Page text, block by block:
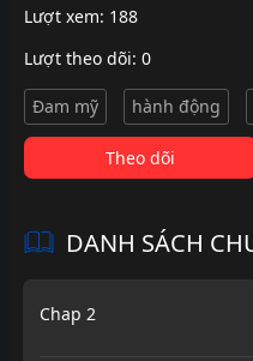
Lượt xem: 188
Lượt theo dõi: 0
Đam mỹ hành động
Theo dõi
DANH SÁCH
Chap 2